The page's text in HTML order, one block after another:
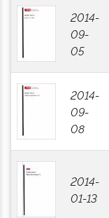
2014-
09-
05
2014-
09-
08
2014-
01-13